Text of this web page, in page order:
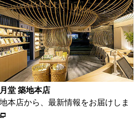
寿月堂 パリ店
寿月堂パリ店から、パリをはじめヨー
ロッパ各国のお得意さま等の情報をお